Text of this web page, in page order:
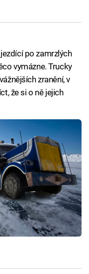
po zamrzlých
vymázne. Trucky
zranění, v
že si o ně jejich